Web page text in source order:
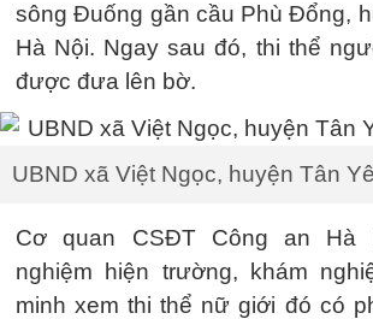
sông Đuống gần cầu Phù Đổng,
Hà Nội. Ngay sau đó, thi thể
được đưa lên bờ.
UBND xã Việt Ngọc, huyện Tân
Cơ quan CSĐT Công an Hà
nghiệm hiện trường, khám
minh xem thi thể nữ giới đó có